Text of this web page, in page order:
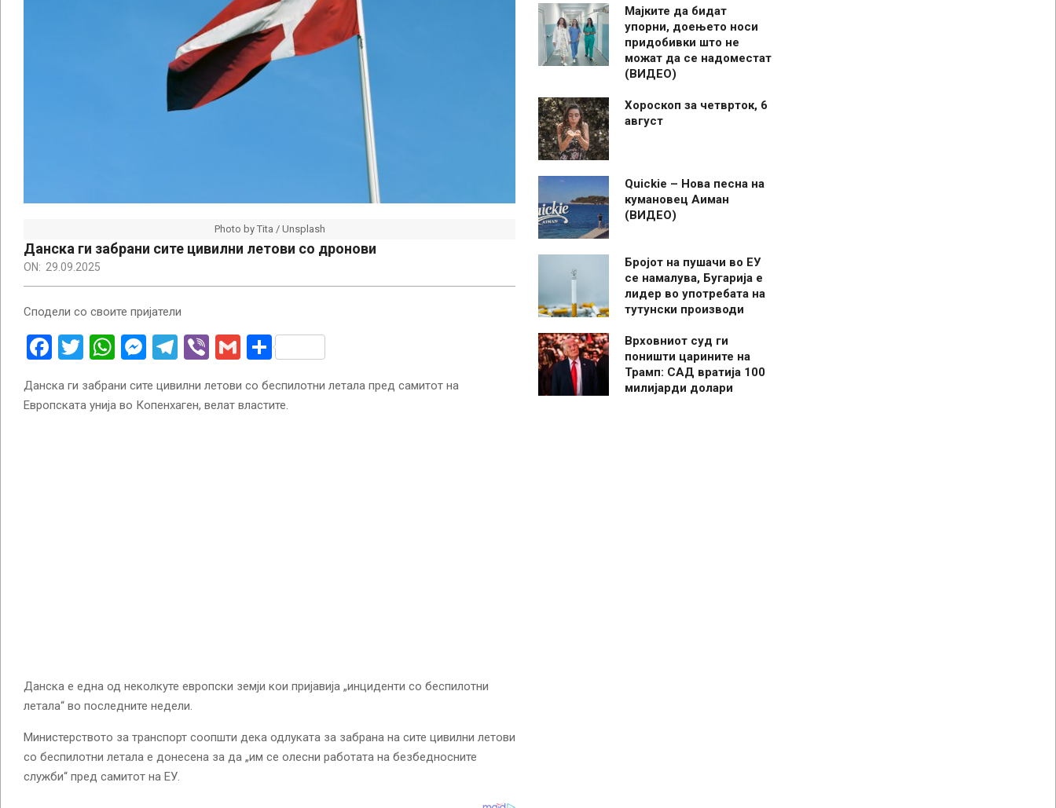
Photo by Tita / Unsplash
Данска ги забрани сите цивилни летови со дронови
ON: 29.09.2025
Сподели со своите пријатели
Facebook
Twitter
WhatsApp
Messenger
Telegram
ViberGmailShare
Данска ги забрани сите цивилни летови со беспилотни летала пред самитот на
Европската унија во Копенхаген, велат властите.
Данска е една од неколкуте европски земји кои пријавија „инциденти со беспилотни
летала“ во последните недели.
Министерството за транспорт соопшти дека одлуката за забрана на сите цивилни летови
со беспилотни летала е донесена за да „им се олесни работата на безбедносните
служби“ пред самитот на ЕУ.
Мајките да бидат
упорни, доењето носи
придобивки што не
можат да се надоместат
(ВИДЕО)
Хороскоп за четврток, 6
август
Quickie – Нова песна на
кумановец Аиман
(ВИДЕО)
Бројот на пушачи во ЕУ
се намалува, Бугарија е
лидер во употребата на
тутунски производи
Врховниот суд ги
поништи царините на
Трамп: САД вратија 100
милијарди долари